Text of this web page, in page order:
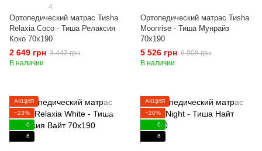
4
Ортопедический матрас Тиshа
Relaxia Coco - Тиша Релаксия
Коко 70x190
2 649 грн 3 443 грн
В наличии
Ортопедический матрас Тиshа
Moonrise - Тиша Мунрайз
70x190
5 526 грн 6 908 грн
В наличии
АКЦИЯ
−23%
6
6
АКЦИЯ
−20%
6
6